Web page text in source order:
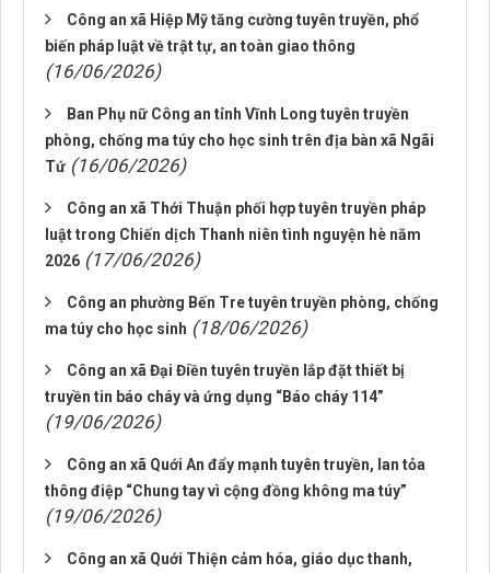
Công an xã Hiệp Mỹ tăng cường tuyên truyền, phổ
biến pháp luật về trật tự, an toàn giao thông
(16/06/2026)
Ban Phụ nữ Công an tỉnh Vĩnh Long tuyên truyền
phòng, chống ma túy cho học sinh trên địa bàn xã Ngãi
Tứ (16/06/2026)
Công an xã Thới Thuận phối hợp tuyên truyền pháp
luật trong Chiến dịch Thanh niên tình nguyện hè năm
2026 (17/06/2026)
Công an phường Bến Tre tuyên truyền phòng, chống
ma túy cho học sinh (18/06/2026)
Công an xã Đại Điền tuyên truyền lắp đặt thiết bị
truyền tin báo cháy và ứng dụng “Báo cháy 114”
(19/06/2026)
Công an xã Quới An đẩy mạnh tuyên truyền, lan tỏa
thông điệp “Chung tay vì cộng đồng không ma túy”
(19/06/2026)
Công an xã Quới Thiện cảm hóa, giáo dục thanh,